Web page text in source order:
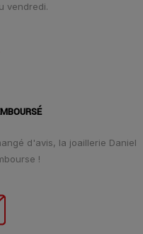
vendredi.
d'avis, la joaillerie Daniel
!